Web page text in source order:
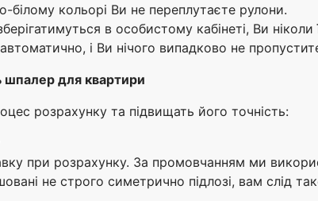
кольорі Ви не переплутаєте рулони.
в особистому кабінеті, Ви
і Ви нічого випадково не
шпалер для квартири
розрахунку та підвищать його точність:
при розрахунку. За промовчанням ми
не строго симетрично підлозі, вам слід